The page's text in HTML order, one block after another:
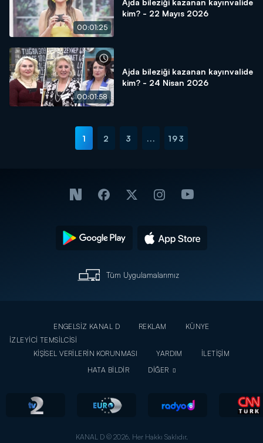
00:01:25
Ajda bileziği kazanan kayınvalide
kim? - 22 Mayıs 2026
00:01:58
Ajda bileziği kazanan kayınvalide
kim? - 24 Nisan 2026
1 2 3 ... 193
Tüm Uygulamalarımız
ENGELSİZ KANAL D REKLAM
KÜNYE
İZLEYİCİ TEMSİLCİSİ
KİŞİSEL VERİLERİN KORUNMASI
YARDIM
İLETİŞİM
HATA BİLDİR
DİĞER
KANAL D © 2026. Her Hakkı Saklıdır.